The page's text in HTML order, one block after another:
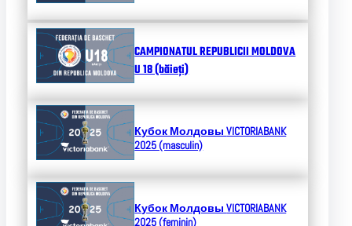
CAMPIONATUL REPUBLICII MOLDOVA
U 18 (băieți)
Кубок МолдовыVICTORIABANK
2025 (masculin)
Кубок МолдовыVICTORIABANK
2025 (feminin)